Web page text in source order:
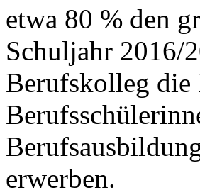
etwa 80 % den
Schuljahr 2016/
Berufskolleg
erwerben.